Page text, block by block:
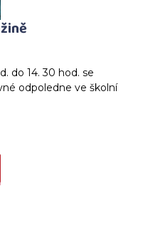
do 14. 30 hod. se
odpoledne ve školní